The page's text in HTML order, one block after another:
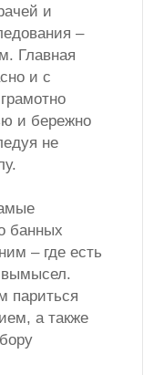
и
–
Главная
и с
и бережно
не
банных
– где есть
вымысел.
париться
а также